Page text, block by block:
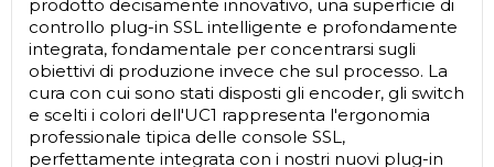
prodotto decisamente innovativo, una superficie di
controllo plug-in SSL intelligente e profondamente
integrata, fondamentale per concentrarsi sugli
obiettivi di produzione invece che sul processo. La
cura con cui sono stati disposti gli encoder, gli switch
e scelti i colori dell'UC1 rappresenta l'ergonomia
professionale tipica delle console SSL,
perfettamente integrata con i nostri nuovi plug-in